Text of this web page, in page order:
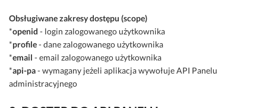
Obsługiwane zakresy dostępu (scope)
*openid - login zalogowanego użytkownika
*profile- dane zalogowanego użytkownika
*email - email zalogowanego użytkownika
*api-pa- wymagany jeżeli aplikacja wywołuje API Panelu
administracyjnego